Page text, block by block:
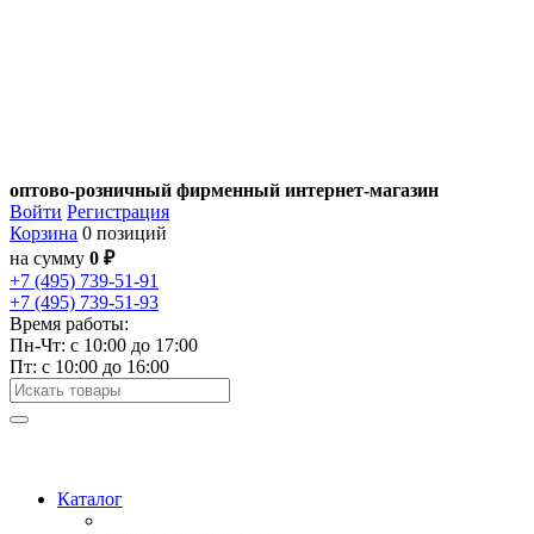
оптово-розничный фирменный интернет-магазин
Войти Регистрация
Корзина 0 позиций
на сумму 0 ₽
+7 (495) 739-51-91
+7 (495) 739-51-93
Время работы:
Пн-Чт: c 10:00 до 17:00
Пт: с 10:00 до 16:00
Каталог